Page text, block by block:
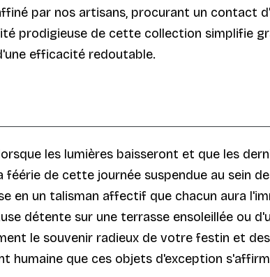
par nos artisans, procurant un contact
prodigieuse de cette collection simplifie
efficacité redoutable.
les lumières baisseront et que les
de cette journée suspendue au sein
en un talisman affectif que chacun aura
détente sur une terrasse ensoleillée ou
le souvenir radieux de votre festin et
que ces objets d'exception